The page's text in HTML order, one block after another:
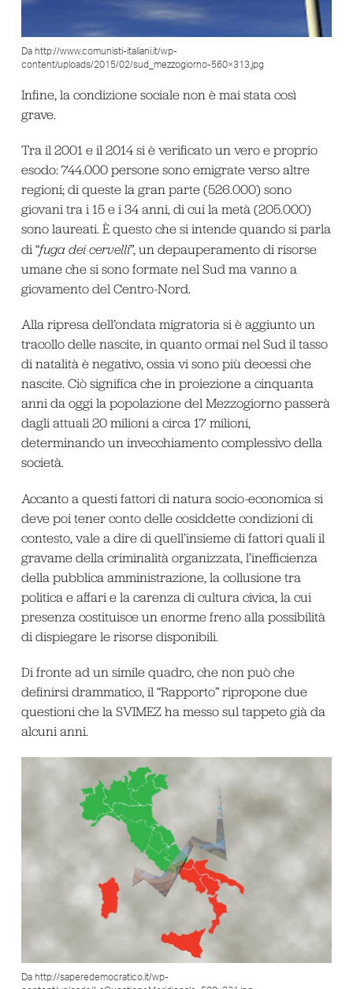
Da http://www.comunisti-italiani.it/wp-
content/uploads/2015/02/sud_mezzogiorno-560×313.jpg
Infine, la condizione sociale non è mai stata così
grave.
Tra il 2001 e il 2014 si è verificato un vero e proprio
esodo: 744.000 persone sono emigrate verso altre
regioni; di queste la gran parte (526.000) sono
giovani tra i 15 e i 34 anni, di cui la metà (205.000)
sono laureati. È questo che si intende quando si parla
di “fuga dei cervelli”, un depauperamento di risorse
umane che si sono formate nel Sud ma vanno a
giovamento del Centro-Nord.
Alla ripresa dell’ondata migratoria si è aggiunto un
tracollo delle nascite, in quanto ormai nel Sud il tasso
di natalità è negativo, ossia vi sono più decessi che
nascite. Ciò significa che in proiezione a cinquanta
anni da oggi la popolazione del Mezzogiorno passerà
dagli attuali 20 milioni a circa 17 milioni,
determinando un invecchiamento complessivo della
società.
Accanto a questi fattori di natura socio-economica si
deve poi tener conto delle cosiddette condizioni di
contesto, vale a dire di quell’insieme di fattori quali il
gravame della criminalità organizzata, l’inefficienza
della pubblica amministrazione, la collusione tra
politica e affari e la carenza di cultura civica, la cui
presenza costituisce un enorme freno alla possibilità
di dispiegare le risorse disponibili.
Di fronte ad un simile quadro, che non può che
definirsi drammatico, il “Rapporto” ripropone due
questioni che la SVIMEZ ha messo sul tappeto già da
alcuni anni.
Da http://saperedemocratico.it/wp-